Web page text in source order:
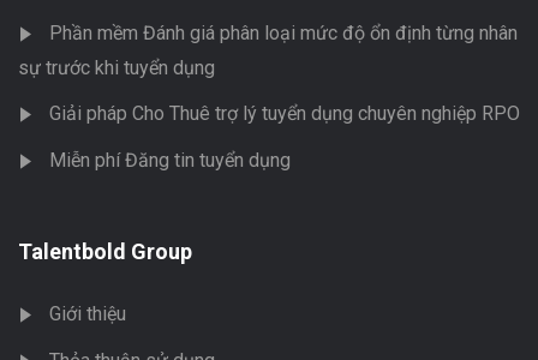
Phần mềm Đánh giá phân loại mức độ ổn định từng nhân
sự trước khi tuyển dụng
Giải pháp Cho Thuê trợ lý tuyển dụng chuyên nghiệp RPO
Miễn phí Đăng tin tuyển dụng
Talentbold Group
Giới thiệu